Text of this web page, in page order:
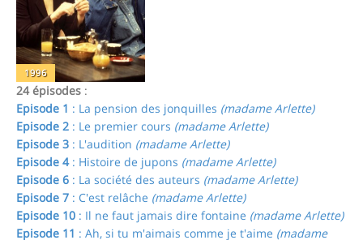
1996
24 épisodes :
Episode 1 : La pension des jonquilles (madame Arlette)
Episode 2 : Le premier cours (madame Arlette)
Episode 3 : L'audition (madame Arlette)
Episode 4: Histoire de jupons (madame Arlette)
Episode 6 : La société des auteurs (madame Arlette)
Episode 7 : C'est relâche (madame Arlette)
Episode 10 : Il ne faut jamais dire fontaine (madame Arlette)
Episode 11 : Ah, si tu m'aimais comme je t'aime (madame